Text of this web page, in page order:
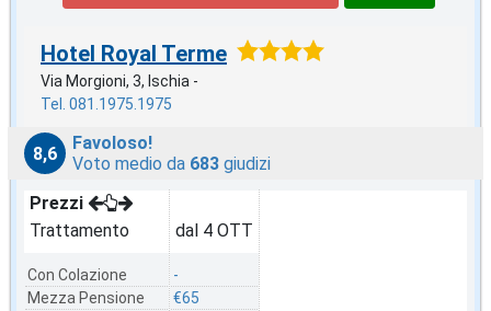
Hotel Royal Terme
Via Morgioni, 3, Ischia -
Tel. 081.1975.1975
8,6
Favoloso!
Voto medio da 683 giudizi
Prezzi
Trattamento
Con Colazione
Mezza Pensione
dal 4 OTT
-
€65